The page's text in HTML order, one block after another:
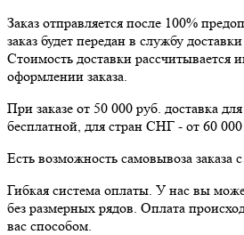
Заказ отправляется после 100%
заказ будет передан в службу
Стоимость доставки рассчитывается
оформлении заказа.
При заказе от 50 000 руб. доставка
бесплатной, для стран СНГ - от 60 000
Есть возможность самовывоза заказа
Гибкая система оплаты. У нас вы
без размерных рядов. Оплата
вас способом.